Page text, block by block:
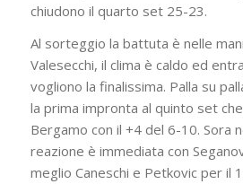
chiudono il quarto set 25-23.
Al sorteggio la battuta è nelle
Valesecchi, il clima è caldo ed
vogliono la finalissima. Palla su
la prima impronta al quinto set
Bergamo con il +4 del 6-10. Sora
reazione è immediata con
meglio Caneschi e Petkovic per il